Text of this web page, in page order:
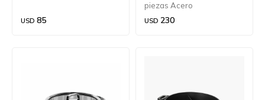
USD 85
piezas Acero
USD 230